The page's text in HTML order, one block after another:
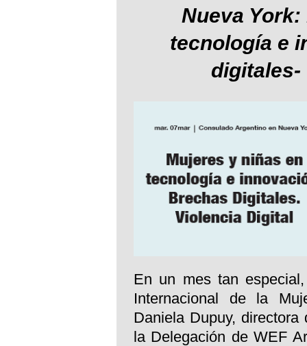
Nueva
tecnología e
digitales-
En un mes tan
Internacional de la
Daniela Dupuy,
la Delegación de WEF